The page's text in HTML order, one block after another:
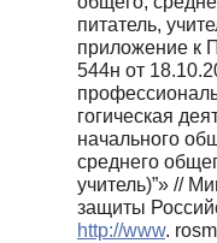
питатель,
приложение к
544н от
гогическая
начального
среднего
учитель)”» //
защиты
http://www.